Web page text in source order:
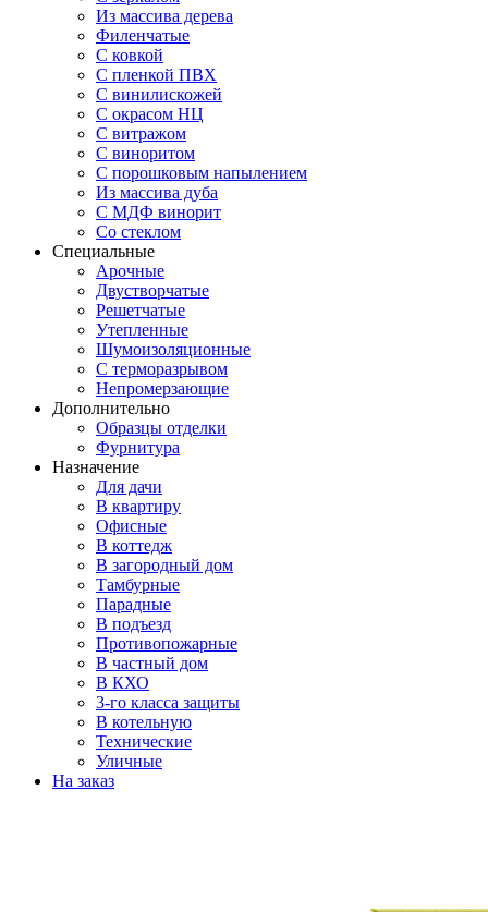
Из массива дерева
Филенчатые
С ковкой
С пленкой ПВХ
С винилискожей
С окрасом НЦ
С витражом
С виноритом
С порошковым напылением
Из массива дуба
С МДФ винорит
Со стеклом
Специальные
Арочные
Двустворчатые
Решетчатые
Утепленные
Шумоизоляционные
С терморазрывом
Непромерзающие
Дополнительно
Образцы отделки
Фурнитура
Назначение
Для дачи
В квартиру
Офисные
В коттедж
В загородный дом
Тамбурные
Парадные
В подъезд
Противопожарные
В частный дом
В КХО
3-го класса защиты
В котельную
Технические
Уличные
На заказ